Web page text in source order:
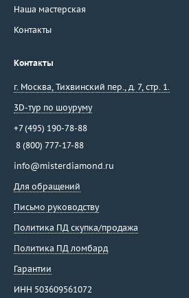
Наша мастерская
Контакты
Контакты
г. Москва Тихвинский пер., д. 7, стр. 1.
3D-тур по шоуруму
+7 (495) 190-78-88
8 (800) 777-17-88
info@misterdiamond.ru
Для обращений
Письмо руководству
Политика ПД скупка/продажа
Политика ПД ломбард
Гарантии
ИНН 503609561072